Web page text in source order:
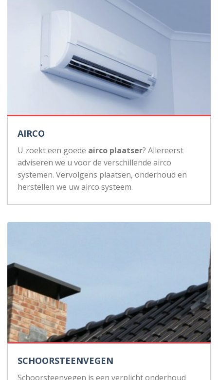
AIRCO
U zoekt een goede airco plaatser? Allereerst
adviseren we u voor de verschillende airco
systemen. Vervolgens plaatsen, onderhoud en
herstellen we uw airco systeem.
SCHOORSTEENVEGEN
Schoorsteenvegen is een verplicht onderhoud